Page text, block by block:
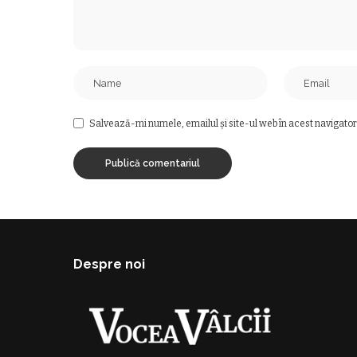
Salvează-mi numele, emailul și site-ul web în acest
Despre noi